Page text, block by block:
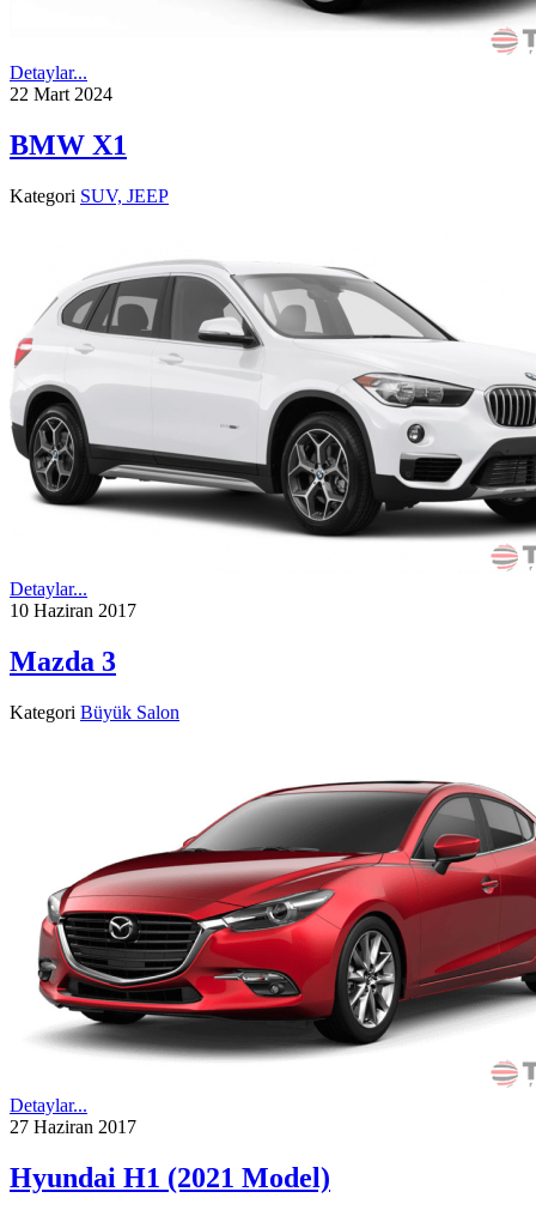
Detaylar...
22 Mart 2024
BMW X1
Kategori SUV, JEEP
Detaylar...
10 Haziran 2017
Mazda 3
Kategori Büyük Salon
Detaylar...
27 Haziran 2017
Hyundai H1 (2021 Model)